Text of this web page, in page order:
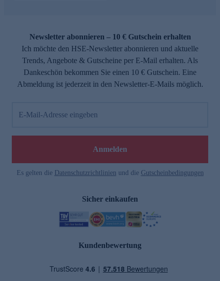
Newsletter abonnieren – 10 € Gutschein erhalten
Ich möchte den HSE-Newsletter abonnieren und aktuelle
Trends, Angebote & Gutscheine per E-Mail erhalten. Als
Dankeschön bekommen Sie einen 10 € Gutschein. Eine
Abmeldung ist jederzeit in den Newsletter-E-Mails möglich.
E-Mail-Adresse eingeben
Anmelden
Es gelten die Datenschutzrichtlinien und die Gutscheinbedingungen
Sicher einkaufen
Kundenbewertung